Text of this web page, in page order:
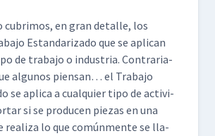
cub­ri­mos, en gran detalle, los
Estandariza­do que se apli­can
de tra­ba­jo o indus­tria. Con­trari­a­
algunos pien­san… el Tra­ba­jo
se apli­ca a cualquier tipo de activi­
si se pro­ducen piezas en una
real­iza lo que común­mente se lla­